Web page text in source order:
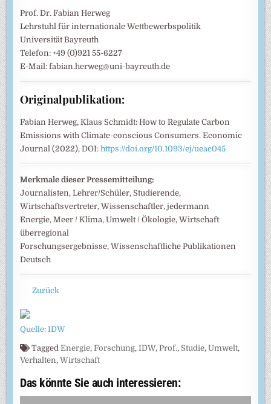
Prof. Dr. Fabian Herweg
Lehrstuhl für internationale Wettbewerbspolitik
Universität Bayreuth
Telefon: +49 (0)921 55-6227
E-Mail: fabian.herweg@uni-bayreuth.de
Originalpublikation:
Fabian Herweg, Klaus Schmidt: How to Regulate Carbon
Emissions with Climate-conscious Consumers. Economic
Journal (2022), DOI:https://doi.org/10.1093/ej/ueac045
Merkmale dieser Pressemitteilung:
Journalisten, Lehrer/Schüler, Studierende,
Wirtschaftsvertreter, Wissenschaftler, jedermann
Energie, Meer / Klima, Umwelt / Ökologie, Wirtschaft
überregional
Forschungsergebnisse, Wissenschaftliche Publikationen
Deutsch
Zurück
Quelle: IDW
TaggedEnergie,Forschung,IDW,Prof., Studie,Umwelt,
Verhalten,Wirtschaft
Das könnte Sie auch interessieren: